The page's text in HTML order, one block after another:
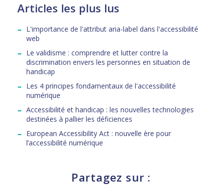
Articles les plus lus
L'importance de l'attribut aria-label dans l'accessibilité
web
Le validisme : comprendre et lutter contre la
discrimination envers les personnes en situation de
handicap
Les 4 principes fondamentaux de l'accessibilité
numérique
Accessibilité et handicap : les nouvelles technologies
destinées à pallier les déficiences
European Accessibility Act : nouvelle ère pour
l’accessibilité numérique
Partagez sur :